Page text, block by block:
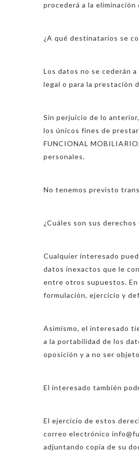
procederá a la eliminación
¿A qué destinatarios se
Los datos no se cederán
legal o para la prestación
Sin perjuicio de lo
los únicos fines de
FUNCIONAL
personales.
No tenemos previsto
¿Cuáles son sus
Cualquier interesado
datos inexactos que le
entre otros supuestos. En
formulación, ejercicio y
Asimismo, el interesado
a la portabilidad de los
oposición y a no ser
El interesado también
El ejercicio de estos
correo electrónico
adjuntando copia de su